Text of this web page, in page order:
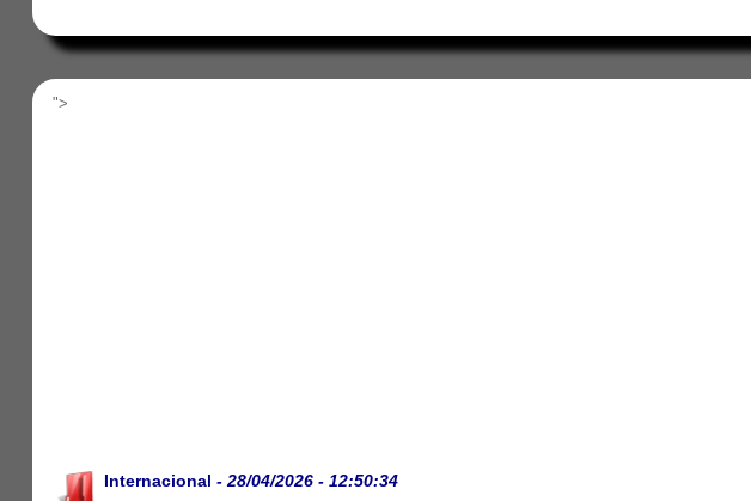
">
Internacional - 28/04/2026 - 12:50:34